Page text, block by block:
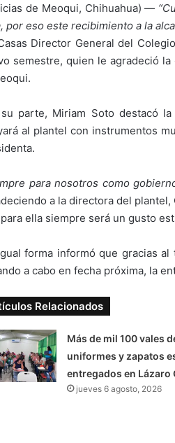
de Meoqui, Chihuahua) —
por eso este recibimiento a la
Director General del
semestre, quien le agradeció
parte, Miriam Soto destacó
al plantel con instrumentos
para nosotros como
a la directora del
ella siempre será un gusto
forma informó que gracias
a cabo en fecha próxima, la
Relacionados
Más de mil 100 vales
uniformes y zapatos
entregados en Lázaro
jueves 6 agosto, 2026